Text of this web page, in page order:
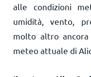
alle condizioni
umidità, vento,
molto altro
meteo attuale di